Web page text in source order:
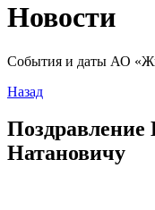
Новости
События и даты АО
Назад
Натановичу